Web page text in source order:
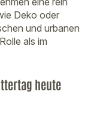
Deko oder
und urbanen
als im
heute